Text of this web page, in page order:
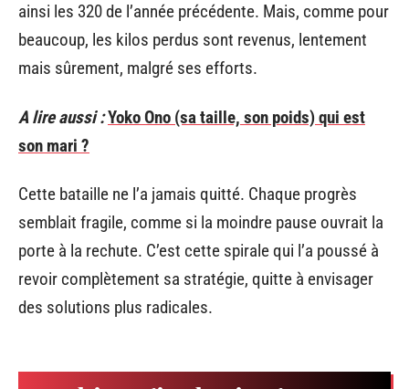
ainsi les 320 de l’année précédente. Mais, comme pour
beaucoup, les kilos perdus sont revenus, lentement
mais sûrement, malgré ses efforts.
A lire aussi :Yoko Ono (sa taille, son poids) qui est
son mari ?
Cette bataille ne l’a jamais quitté. Chaque progrès
semblait fragile, comme si la moindre pause ouvrait la
porte à la rechute. C’est cette spirale qui l’a poussé à
revoir complètement sa stratégie, quitte à envisager
des solutions plus radicales.